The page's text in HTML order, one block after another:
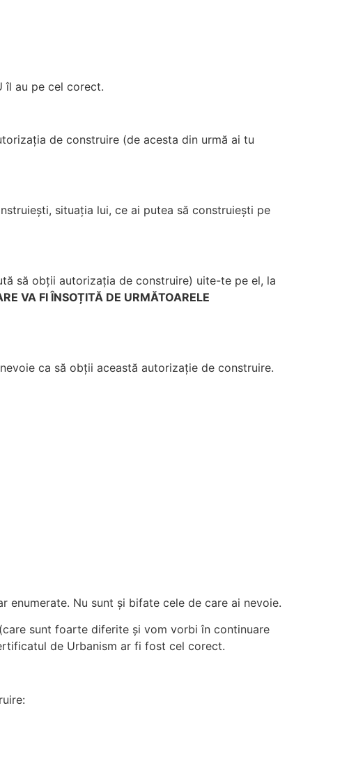
îl au pe cel corect.
de construire (de acesta din urmă ai tu
situația lui, ce ai putea să construiești pe
să obții autorizația de construire) uite-te pe el, la
VA FI ÎNSOȚITĂ DE URMĂTOARELE
ca să obții această autorizație de construire.
enumerate. Nu sunt și bifate cele de care ai nevoie.
sunt foarte diferite și vom vorbi în continuare
de Urbanism ar fi fost cel corect.